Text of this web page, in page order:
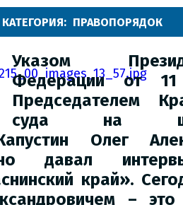
КАТЕГОРИЯ: ПРАВОПОРЯДОК
Указом
Федерации от
Председателем
суда на
Олег
давал
край».
–